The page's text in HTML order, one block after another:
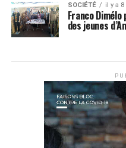
SOCIÉTÉ il y a 8
Franco
des jeunes